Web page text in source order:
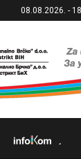
08.08.2026. -